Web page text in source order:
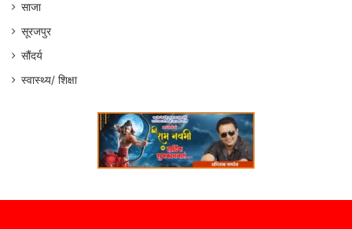
साजा
सूरजपुर
सौंदर्य
स्वास्थ्य/ शिक्षा